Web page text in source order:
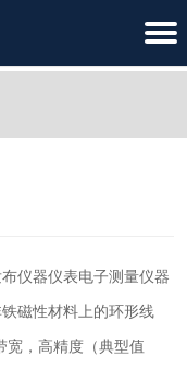
仪器仪表电子测量仪器
磁性材料上的环形线
宽，高精度（典型值